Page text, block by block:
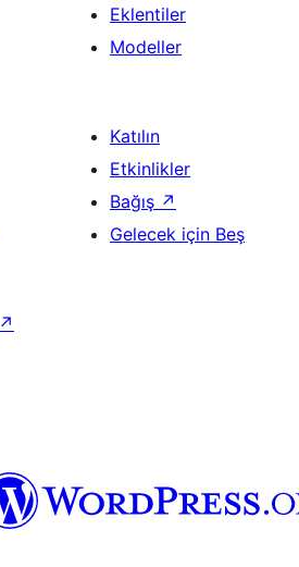
Eklentiler
Modeller
Katılın
Etkinlikler
Bağış ↗
Gelecek için Beş
↗